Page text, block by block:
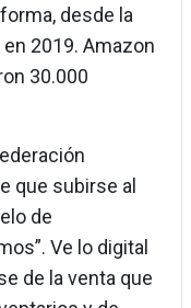
desde la
2019. Amazon
30.000
que subirse al
de
Ve lo digital
de la venta que